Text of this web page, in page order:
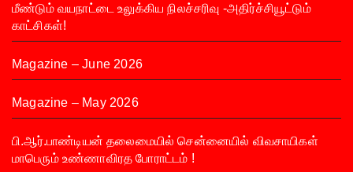
மீண்டும் வயநாட்டை உலுக்கிய நிலச்சரிவு -அதிர்ச்சியூட்டும்
காட்சிகள்!
Magazine – June 2026
Magazine – May 2026
பி.ஆர்.பாண்டியன் தலைமையில் சென்னையில் விவசாயிகள்
மாபெரும் உண்ணாவிரத போராட்டம் !